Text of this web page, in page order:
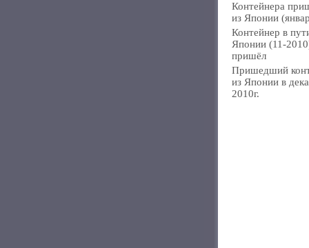
Контейнера
из Японии
Контейнер в
Японии (11-
пришёл
Пришедший
из Японии в
2010г.